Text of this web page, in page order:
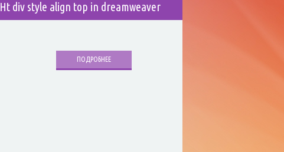
Ht div style align top in dreamweaver
ПОДРОБНЕЕ